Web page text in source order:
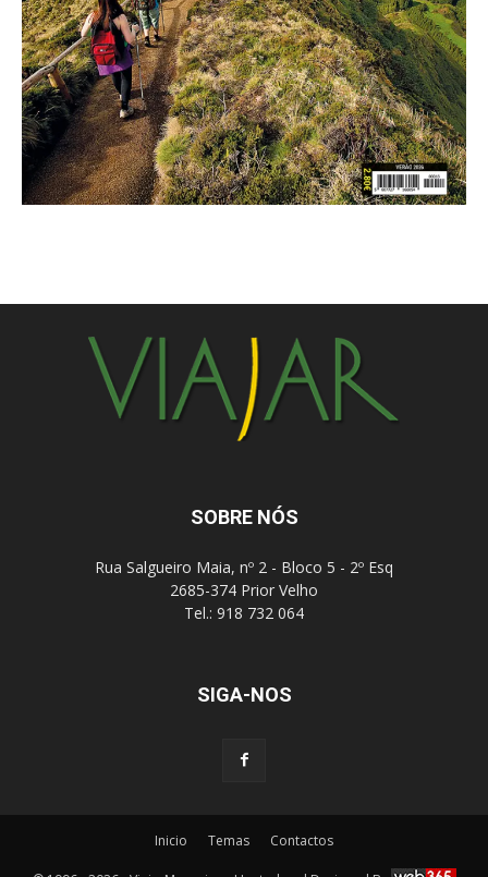
SOBRE NÓS
Rua Salgueiro Maia, nº 2 - Bloco 5 - 2º Esq
2685-374 Prior Velho
Tel.: 918 732 064
SIGA-NOS
Inicio Temas Contactos